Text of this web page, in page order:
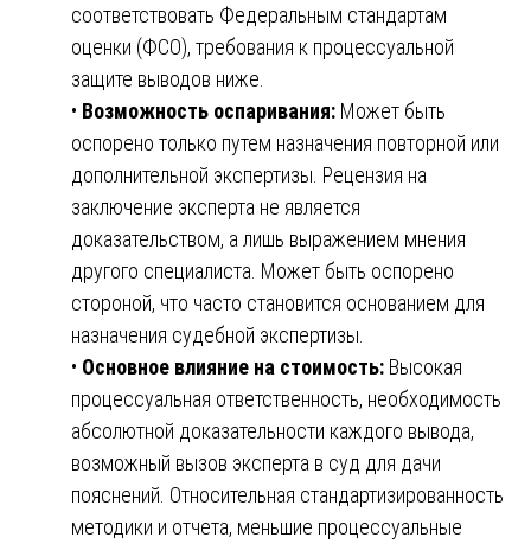
соответствовать Федеральным стандартам
оценки (ФСО), требования к процессуальной
защите выводов ниже.
• Возможность оспаривания: Может быть
оспорено только путем назначения повторной или
дополнительной экспертизы. Рецензия на
заключение эксперта не является
доказательством, а лишь выражением мнения
другого специалиста. Может быть оспорено
стороной, что часто становится основанием для
назначения судебной экспертизы.
• Основное влияние на стоимость: Высокая
процессуальная ответственность, необходимость
абсолютной доказательности каждого вывода,
возможный вызов эксперта в суд для дачи
пояснений. Относительная стандартизированность
методики и отчета, меньшие процессуальные